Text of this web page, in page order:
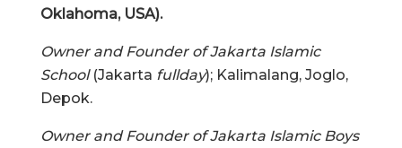
Oklahoma, USA).
Owner and Founder of Jakarta Islamic
School (Jakarta fullday); Kalimalang, Joglo,
Depok.
Owner and Founder of Jakarta Islamic Boys